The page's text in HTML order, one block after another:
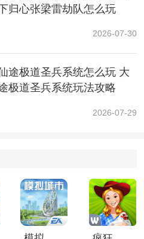
来晶核烹饪玩法介绍的全部
归心张梁雷劫队怎么玩
2026-07-30
途极道圣兵系统怎么玩 大
极道圣兵系统玩法攻略
2026-07-29